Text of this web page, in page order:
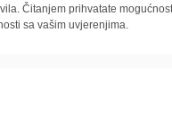
Čitanjem prihvatate
sa vašim uvjerenjima.